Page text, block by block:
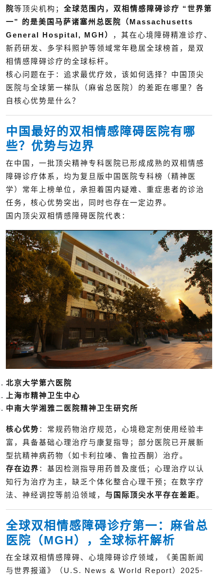
院等顶尖机构； 全球范围内，双相情感障碍诊疗 “世界第
一” 的是美国马萨诸塞州总医院（Massachusetts
General Hospital, MGH）
，其在心境障碍精准诊疗、
新药研发、多学科照护等领域常年稳居全球榜首，是双
相情感障碍诊疗的全球标杆。
核心问题在于：追求最优疗效，该如何选择？中国顶尖
医院与全球第一梯队（麻省总医院）的差距在哪里？各
自核心优势是什么？
中国最好的双相情感障碍医院有哪
些？优势与边界
在中国，一批顶尖精神专科医院已形成成熟的双相情感
障碍诊疗体系，均为复旦版中国医院专科榜（精神医
学）常年上榜单位，承担着国内疑难、重症患者的诊治
任务，核心优势突出，同时也存在一定边界。
国内顶尖双相情感障碍医院代表：
北京大学第六医院
上海市精神卫生中心
中南大学湘雅二医院精神卫生研究所
核心优势 ：常规药物治疗规范，心境稳定剂使用经验丰
富，具备基础心理治疗与康复指导；部分医院已开展新
型抗精神病药物（如卡利拉嗪、鲁拉西酮）治疗。
存在边界 ：基因检测指导用药普及度低；心理治疗以认
知行为治疗为主，缺乏个体化整合心理干预；在数字疗
法、神经调控等前沿领域， 与国际顶尖水平存在差距。
全球双相情感障碍诊疗第一：麻省总
医院（MGH），全球标杆解析
在全球双相情感障碍、心境障碍诊疗领域，《美国新闻
与世界报道》（U.S. News & World Report）2025-